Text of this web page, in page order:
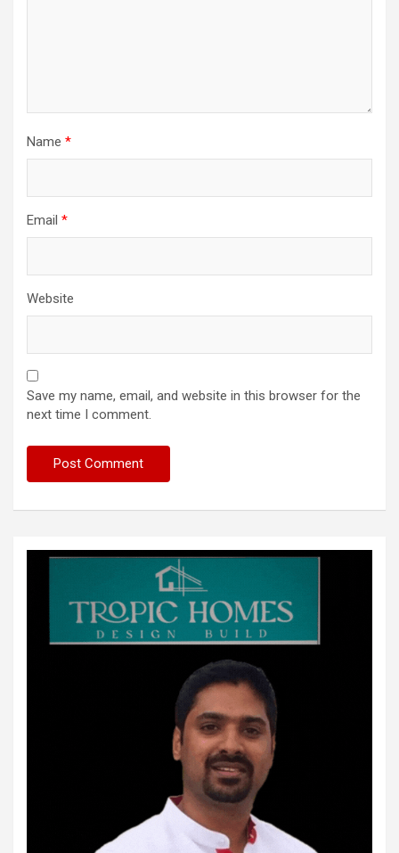
Name *
Email *
Website
Save my name, email, and website in this browser for the
next time I comment.